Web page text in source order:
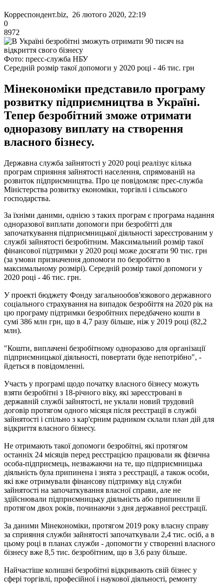
Корреспондент.biz, 26 лютого 2020, 22:19
0
8972
Фото: пресс-служба НБУ
Середній розмір такої допомоги у 2020 році - 46 тис. грн
Мінекономіки представило програму
розвитку підприємництва в Україні.
Тепер безробітний зможе отримати
одноразову виплату на створення
власного бізнесу.
Державна служба зайнятості у 2020 році реалізує кілька
програм сприяння зайнятості населення, спрямованій на
розвиток підприємництва. Про це повідомляє прес-служба
Міністерства розвитку економіки, торгівлі і сільського
господарства.
За їхніми даними, однією з таких програм є програма надання
одноразової виплати допомоги при безробітті для
започаткування підприємницької діяльності зареєстрованим у
службі зайнятості безробітним. Максимальний розмір такої
фінансової підтримки у 2020 році може досягати 90 тис. грн
(за умови призначення допомоги по безробіттю в
максимальному розмірі). Середній розмір такої допомоги у
2020 році - 46 тис. грн.
У проекті бюджету Фонду загальнообов'язкового державного
соціального страхування на випадок безробіття на 2020 рік на
цю програму підтримки безробітних передбачено кошти в
сумі 386 млн грн, що в 4,7 разу більше, ніж у 2019 році (82,2
млн).
"Кошти, виплачені безробітному одноразово для організації
підприємницької діяльності, повертати буде непотрібно", -
йдеться в повідомленні.
Участь у програмі щодо початку власного бізнесу можуть
взяти безробітні з 18-річного віку, які зареєстровані в
державній службі зайнятості, не уклали новий трудовий
договір протягом одного місяця після реєстрації в службі
зайнятості і спільно з кар'єрним радником склали план дій для
відкриття власного бізнесу.
Не отримають такої допомоги безробітні, які протягом
останніх 24 місяців перед реєстрацією працювали як фізична
особа-підприємець, незважаючи на те, що підприємницька
діяльність була припинена і знята з реєстрації, а також особи,
які вже отримували фінансову підтримку від служби
зайнятості на започаткування власної справи, але не
здійснювали підприємницьку діяльність або припинили її
протягом двох років, починаючи з дня державної реєстрації.
За даними Мінекономіки, протягом 2019 року власну справу
за сприяння служби зайнятості започаткували 2,4 тис. осіб, а в
цьому році в планах служби - допомогти у створенні власного
бізнесу вже 8,5 тис. безробітним, що в 3,6 разу більше.
Найчастіше колишні безробітні відкривають свій бізнес у
сфері торгівлі, професійної і наукової діяльності, ремонту